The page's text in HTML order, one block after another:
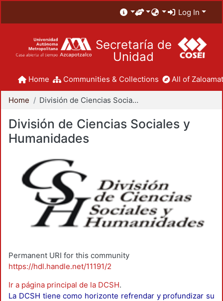
Log In
Secretaría de
Unidad
Home Communities & Collections All of
Home División de Ciencias Sociales y Humanidades
División de Ciencias Sociales y
Humanidades
Permanent URI for this community
https://hdl.handle.net/11191/2
Ir a página principal de la DCSH.
La DCSH tiene como horizonte refrendar y profundizar su